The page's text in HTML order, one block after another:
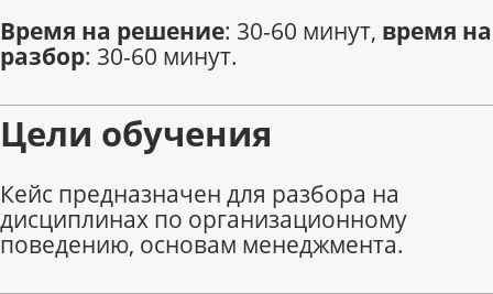
Время на решение: 30-60 минут, время на
разбор: 30-60 минут.
Цели обучения
Кейс предназначен для разбора на
дисциплинах по организационному
поведению, основам менеджмента.